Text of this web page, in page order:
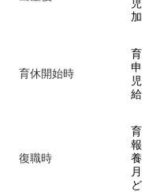
育休開始時
復職時